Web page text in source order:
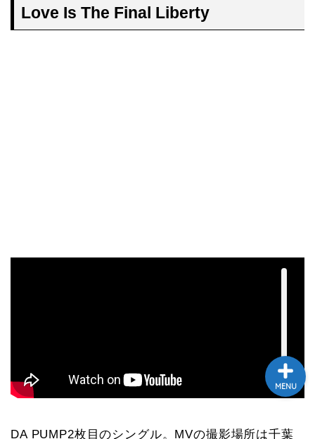
Love Is The Final Liberty
DA PUMP2枚目のシングル。MVの撮影場所は千葉
MENU